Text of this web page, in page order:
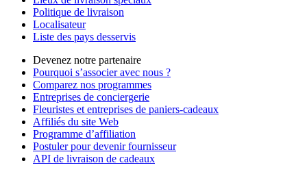
Politique de livraison
Localisateur
Liste des pays desservis
Devenez notre partenaire
Pourquoi s’associer avec nous ?
Comparez nos programmes
Entreprises de conciergerie
Fleuristes et entreprises de paniers-cadeaux
Affiliés du site Web
Programme d’affiliation
Postuler pour devenir fournisseur
API de livraison de cadeaux